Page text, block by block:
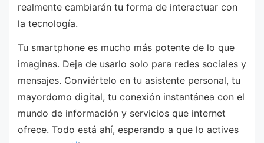
realmente cambiarán tu forma de interactuar con
la tecnología.
Tu smartphone es mucho más potente de lo que
imaginas. Deja de usarlo solo para redes sociales y
mensajes. Conviértelo en tu asistente personal, tu
mayordomo digital, tu conexión instantánea con el
mundo de información y servicios que internet
ofrece. Todo está ahí, esperando a que lo actives